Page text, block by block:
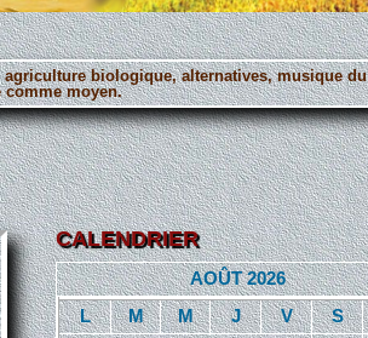
biologique, alternatives, musique du
moyen.
CALENDRIER
AOÛT 2026
L
M M J V S